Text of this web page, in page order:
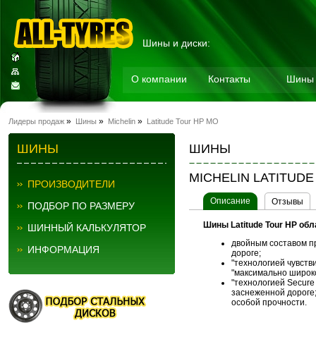
Шины и диски:
О компании Контакты Шины
Лидеры продаж » Шины » Michelin » Latitude Tour HP MO
ШИНЫ
ПРОИЗВОДИТЕЛИ
ПОДБОР ПО РАЗМЕРУ
ШИННЫЙ КАЛЬКУЛЯТОР
ИНФОРМАЦИЯ
ШИНЫ
MICHELIN
Описание Отзывы
Шины Latitude Tour HP
двойным составом
дороге;
"технологией
"максимально
"технологией
заснеженной
особой прочности.